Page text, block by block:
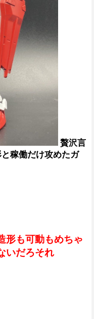
贅沢言
稼働だけ攻めたガ
形も可動もめちゃ
いだろそれ